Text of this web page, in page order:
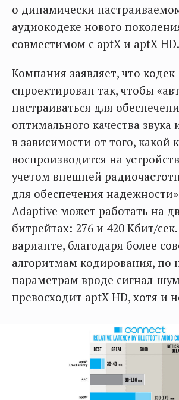
о динамически
аудиокодеке нового
совместимом с aptX и aptX HD.
Компания заявляет, что кодек
спроектирован так, чтобы
настраиваться для
оптимального качества звука
в зависимости от того, какой
воспроизводится на
учетом внешней
для обеспечения
Adaptive может работать на
битрейтах: 276 и 420 Кбит/
варианте, благодаря более
алгоритмам кодирования, по
параметрам вроде сигнал-
превосходит aptX HD, хотя и